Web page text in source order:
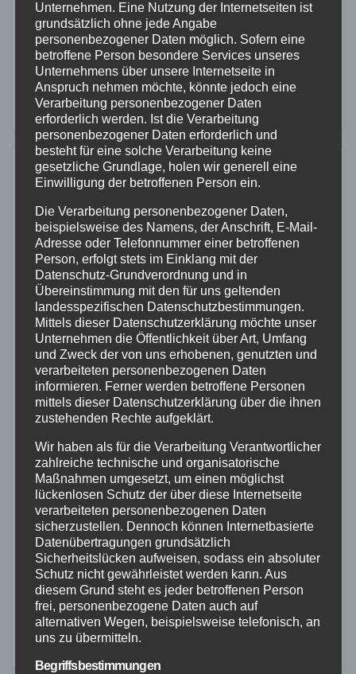
Am Freitagmorgen wurde die Polizeiinspektion
Straßenhaus um 08:20 Uhr über einen schweren
Verkehrsunfall im Einmündungsbereich der
Bundesstraße 413 und der Landesstraße 267 in
Dierdorf informiert. Dort kam es zu einer…
POLIZEI RETTUNGSDIENST RHEIN-LAHN
Hund greift Großmutter und
Enkelin in Seelbach an – Kind
verletzt
22. SEP. 2024
Am 17.09.2024 gegen 16:50 Uhr kam es in Seelbach
zu einem Vorfall, bei dem ein Hund eine Großmutter
und ihre Enkelin angriff. Der Hund durchbrach die
Grundstücksbegrenzung und stürmte auf…
Unternehmen. Eine Nutzung der Internetseiten ist
grundsätzlich ohne jede Angabe
personenbezogener Daten möglich. Sofern eine
betroffene Person besondere Services unseres
Unternehmens über unsere Internetseite in
Anspruch nehmen möchte, könnte jedoch eine
Verarbeitung personenbezogener Daten
erforderlich werden. Ist die Verarbeitung
personenbezogener Daten erforderlich und
besteht für eine solche Verarbeitung keine
gesetzliche Grundlage, holen wir generell eine
Einwilligung der betroffenen Person ein.
Die Verarbeitung personenbezogener Daten,
beispielsweise des Namens, der Anschrift, E-Mail-
Adresse oder Telefonnummer einer betroffenen
Person, erfolgt stets im Einklang mit der
Datenschutz-Grundverordnung und in
Übereinstimmung mit den für uns geltenden
landesspezifischen Datenschutzbestimmungen.
Mittels dieser Datenschutzerklärung möchte unser
Unternehmen die Öffentlichkeit über Art, Umfang
und Zweck der von uns erhobenen, genutzten und
verarbeiteten personenbezogenen Daten
informieren. Ferner werden betroffene Personen
mittels dieser Datenschutzerklärung über die ihnen
zustehenden Rechte aufgeklärt.
Wir haben als für die Verarbeitung Verantwortlicher
zahlreiche technische und organisatorische
Maßnahmen umgesetzt, um einen möglichst
lückenlosen Schutz der über diese Internetseite
verarbeiteten personenbezogenen Daten
sicherzustellen. Dennoch können Internetbasierte
Datenübertragungen grundsätzlich
Sicherheitslücken aufweisen, sodass ein absoluter
Schutz nicht gewährleistet werden kann. Aus
diesem Grund steht es jeder betroffenen Person
frei, personenbezogene Daten auch auf
alternativen Wegen, beispielsweise telefonisch, an
uns zu übermitteln.
Begriffsbestimmungen